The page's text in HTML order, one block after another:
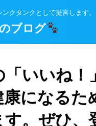
クタンクとして提言します。
ブログ
「いいね！
康になる
。ぜひ、